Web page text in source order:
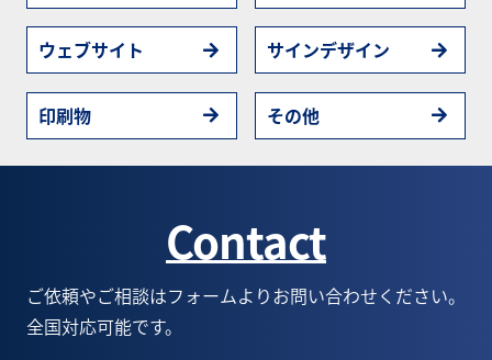
ウェブサイト サインデザイン
印刷物 その他
Contact
ご依頼やご相談はフォームよりお問い合わせください。
全国対応可能です。